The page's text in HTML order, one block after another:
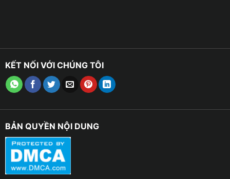
KẾT NỐI VỚI CHÚNG TÔI
BẢN QUYỀN NỘI DUNG